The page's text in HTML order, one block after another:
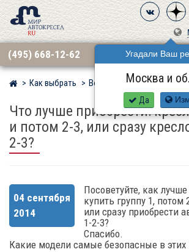
Угадали Ваш
Москва и
Да
(495) 668-12-62
Мир детских автокресел
Как выбрать Вопросы
Что лучше приобрести:
и потом 2-3, или сразу
2-3?
04 сентября
2014
Посоветуйте, как лучше
купить группу 1, потом
или сразу приобрести
1-2-3?
Спасибо.
Какие модели самые безопасные в этих